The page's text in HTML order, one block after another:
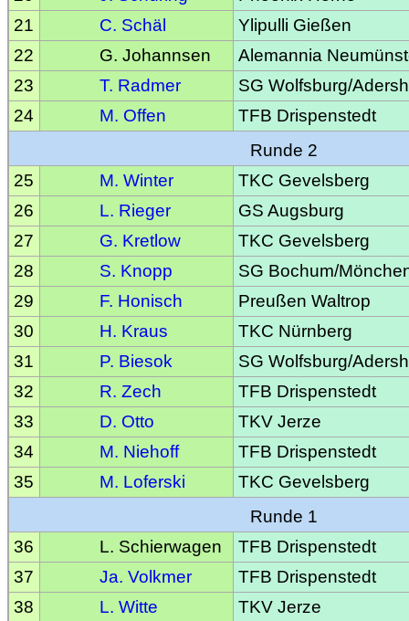
21
C. Schäl
Ylipulli Gießen
22
G. Johannsen
Alemannia
23
T. Radmer
SG Wolfsburg/
24
M. Offen
TFB Drispenstedt
Runde 2
25
M. Winter
TKC Gevelsberg
26
L. Rieger
GS Augsburg
27
G. Kretlow
TKC Gevelsberg
28
S. Knopp
SG Bochum/
29
F. Honisch
Preußen Waltrop
30
H. Kraus
TKC Nürnberg
31
P. Biesok
SG Wolfsburg/
32
R. Zech
TFB Drispenstedt
33
D. Otto
TKV Jerze
34
M. Niehoff
TFB Drispenstedt
35
M. Loferski
TKC Gevelsberg
Runde 1
36
L. Schierwagen
TFB Drispenstedt
37
Ja. Volkmer
TFB Drispenstedt
38
L. Witte
TKV Jerze